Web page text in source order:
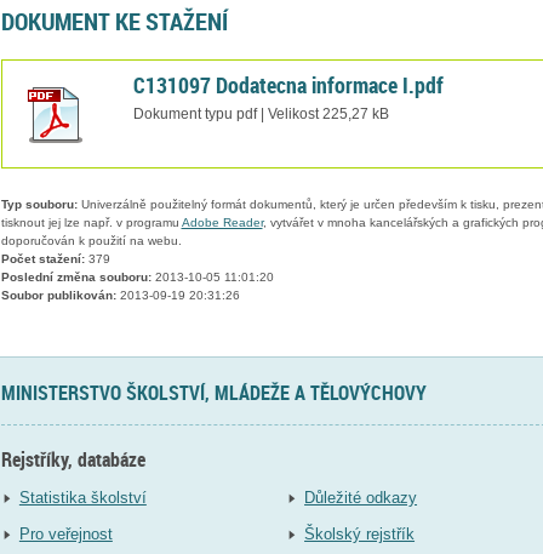
DOKUMENT KE STAŽENÍ
C131097 Dodatecna informace I.pdf
Dokument typu pdf | Velikost 225,27 kB
Typ souboru:Univerzálně použitelný formát dokumentů, který je určen především k tisku,
tisknout jej lze např. v programu Adobe Reader, vytvářet v mnoha kancelářských a grafických
doporučován k použití na webu.
Počet stažení:379
Poslední změna souboru:2013-10-05 11:01:20
Soubor publikován:2013-09-19 20:31:26
MINISTERSTVO ŠKOLSTVÍ, MLÁDEŽE A TĚLOVÝCHOVY
Rejstříky, databáze
Statistika školství
Pro veřejnost
Důležité odkazy
Školský rejstřík